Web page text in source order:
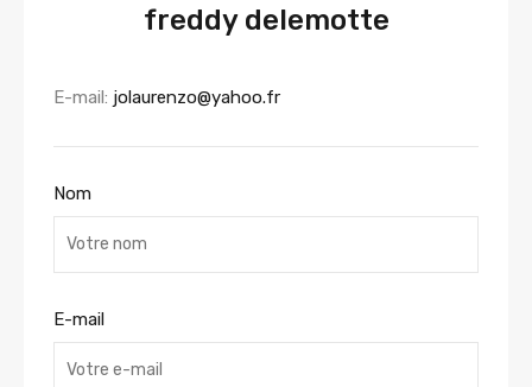
freddy delemotte
E-mail: jolaurenzo@yahoo.fr
Nom
E-mail